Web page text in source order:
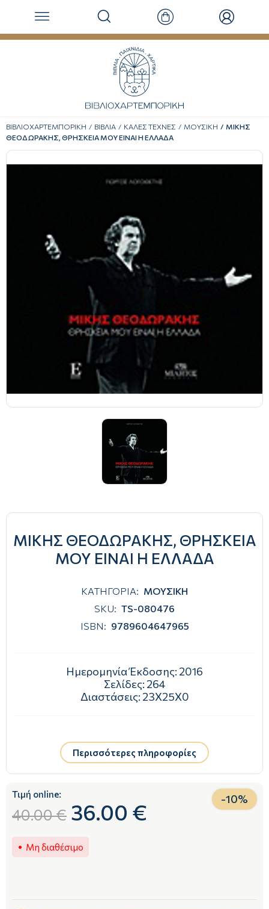
ΒΙΒΛΙΟΧΑΡΤΕΜΠΟΡΙΚΗ ΒΙΒΛΙΑ ΚΑΛΕΣ ΤΕΧΝΕΣ ΜΟΥΣΙΚΗ
ΜΙΚΗΣ
ΘΕΟΔΩΡΑΚΗΣ, ΘΡΗΣΚΕΙΑ ΜΟΥ ΕΙΝΑΙ Η ΕΛΛΑΔΑ
ΜΙΚΗΣ ΘΕΟΔΩΡΑΚΗΣ, ΘΡΗΣΚΕΙΑ
ΜΟΥ ΕΙΝΑΙ Η ΕΛΛΑΔΑ
ΚΑΤΗΓΟΡΙΑ: ΜΟΥΣΙΚΗ
SKU: TS-080476
ISBN: 9789604647965
Ημερομηνία Έκδοσης: 2016
Σελίδες: 264
Διαστάσεις: 23Χ25Χ0
Περισσότερες πληροφορίες
Τιμή online:
40.00 € 36.00 € -10%
Μη διαθέσιμο